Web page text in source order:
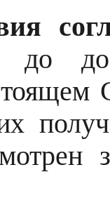
до